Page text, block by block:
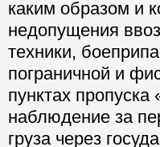
каким образом и
недопущения
техники,
пограничной и
пунктах
наблюдение за
груза через